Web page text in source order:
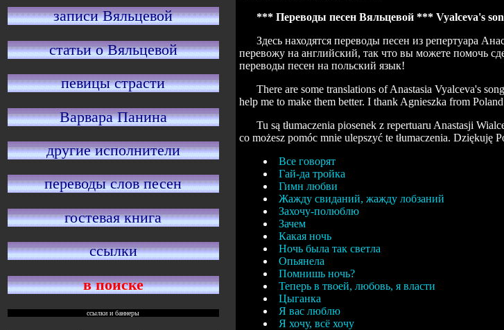
записи Вяльцевой
статьи о Вяльцевой
певицы страсти
Варвара Панина
другие исполнители
переводы слов песен
гостевая книга
ссылки
в поиске
ссылки и баннеры
*** Переводы песен Вяльцевой *** Vyalceva's
Здесь находятся переводы песен из репертуара
перевожу на английский, так что вы можете помочь
переводы песен на польский язык!
There are some translations of Anastasia Vyalceva's
help me to make them better. I thank Agnieszka from
Tu są tłumaczenia piosenek z repertuaru Anastasji
co możesz pomóc mnie ulepszyć te tłumaczenia. Dziękuję
Все говорят
Гай-да тройка
Гимн любви
Жажду свиданий, жажду лобзаний
Захочу-полюблю
Зачем
Какая ночь
Ночь была так светла
Опьянела
Помнишь ночь?
Теперь в твоей, любовь, я власти
Цыганка
Я вас люблю
Я хочу, всё хочу